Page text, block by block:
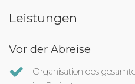
Leistungen
Vor der Abreise
Organisation des